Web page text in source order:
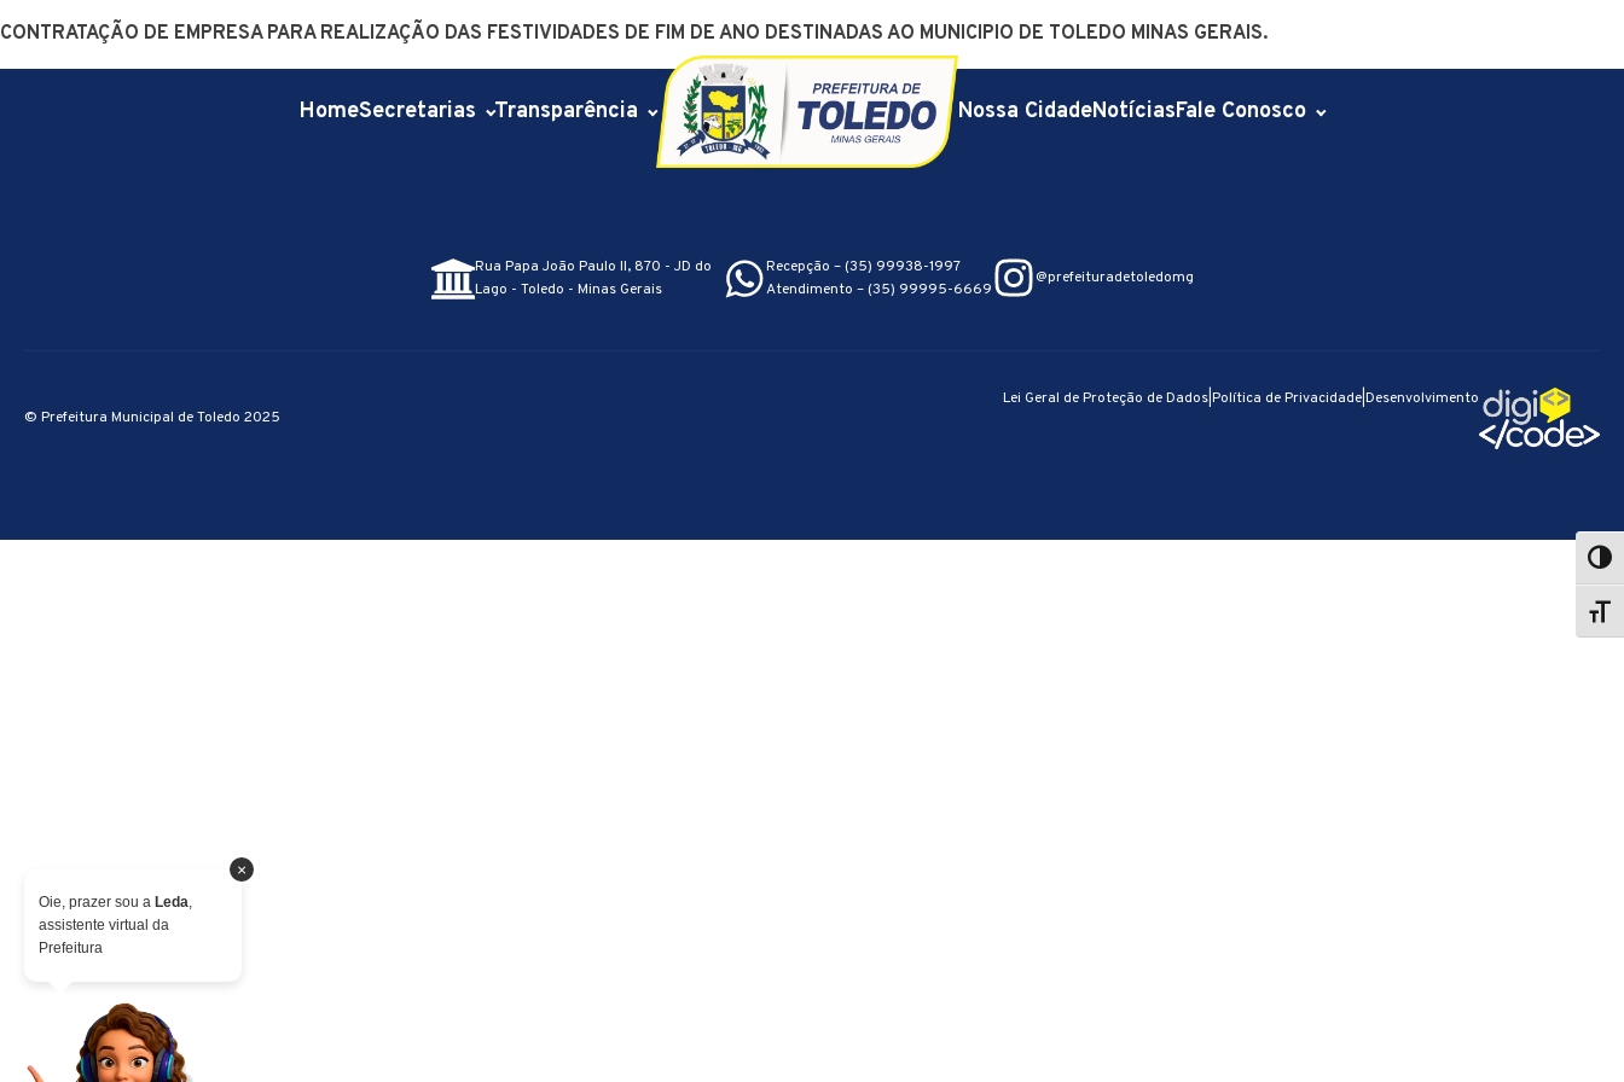
HomeSecretarias Transparência Nossa CidadeNotíciasFale Conosco
CONTRATAÇÃO DE EMPRESA PARA REALIZAÇÃO DAS FESTIVIDADES DE FIM DE ANO DESTINADAS AO MUNICIPIO DE TOLEDO MINAS GERAIS.
Rua Papa João Paulo II, 870 - JD do
Lago - Toledo - Minas Gerais
Recepção – (35) 99938-1997
Atendimento – (35) 99995-6669
@prefeituradetoledomg
© Prefeitura Municipal de Toledo 2025
Lei Geral de Proteção de DadosPolítica de PrivacidadeDesenvolvimento
×
Oie, prazer sou a Leda,
assistente virtual da
Prefeitura